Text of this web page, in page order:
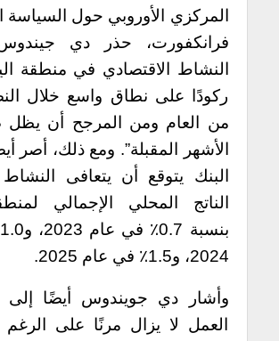
المركزي الأوروبي حول السياسة
فرانكفورت، حذر دي
النشاط الاقتصادي في منطقة
ركودًا على نطاق واسع خلال
من العام ومن المرجح أن يظل
الأشهر المقبلة”. ومع ذلك، أصر
البنك يتوقع أن يتعافى
الناتج المحلي الإجمالي
2024، و1.5٪ في عام 2025.
وأشار دي جويندوس أيضًا
العمل لا يزال مرنًا على